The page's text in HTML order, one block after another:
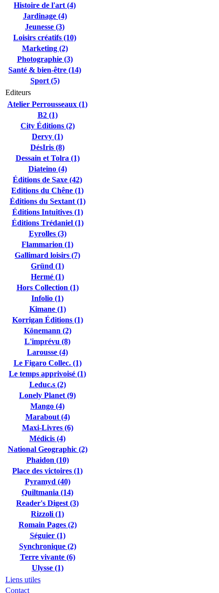
Histoire de l'art (4)
Jardinage (4)
Jeunesse (3)
Loisirs créatifs (10)
Marketing (2)
Photographie (3)
Santé & bien-être (14)
Sport (5)
Editeurs
Atelier Perrousseaux (1)
B2 (1)
City Éditions (2)
Dervy (1)
DésIris (8)
Dessain et Tolra (1)
Diateino (4)
Éditions de Saxe (42)
Editions du Chêne (1)
Éditions du Sextant (1)
Éditions Intuitives (1)
Éditions Trédaniel (1)
Eyrolles (3)
Flammarion (1)
Gallimard loisirs (7)
Gründ (1)
Hermé (1)
Hors Collection (1)
Infolio (1)
Kimane (1)
Korrigan Éditions (1)
Könemann (2)
L'imprévu (8)
Larousse (4)
Le Figaro Collec. (1)
Le temps apprivoisé (1)
Leduc.s (2)
Lonely Planet (9)
Mango (4)
Marabout (4)
Maxi-Livres (6)
Médicis (4)
National Geographic (2)
Phaidon (10)
Place des victoires (1)
Pyramyd (40)
Quiltmania (14)
Reader's Digest (3)
Rizzoli (1)
Romain Pages (2)
Séguier (1)
Synchronique (2)
Terre vivante (6)
Ulysse (1)
Liens utiles
Contact